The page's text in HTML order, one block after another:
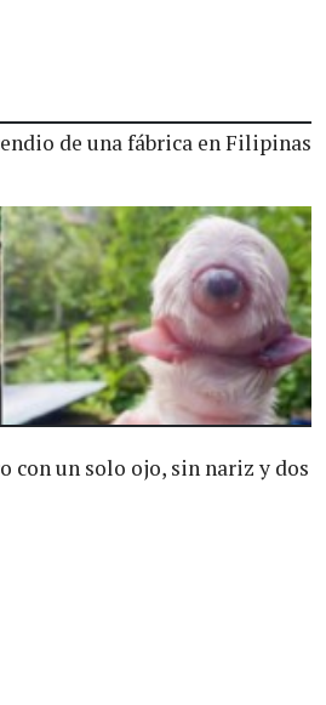
de una fábrica en Filipinas
con un solo ojo, sin nariz y dos